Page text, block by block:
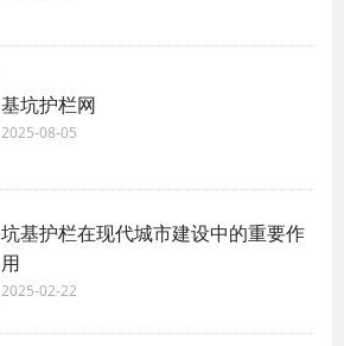
基坑护栏网
2025-08-05
坑基护栏在现代城市建设中的重要作
用
2025-02-22